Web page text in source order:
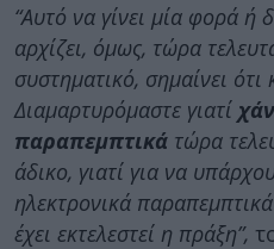
“Αυτό να γίνει μία φορά ή
αρχίζει, όμως, τώρα
συστηματικό, σημαίνει ότι
Διαμαρτυρόμαστε γιατί
παραπεμπτικά τώρα
άδικο, γιατί για να
ηλεκτρονικά
έχει εκτελεστεί η πράξη”,